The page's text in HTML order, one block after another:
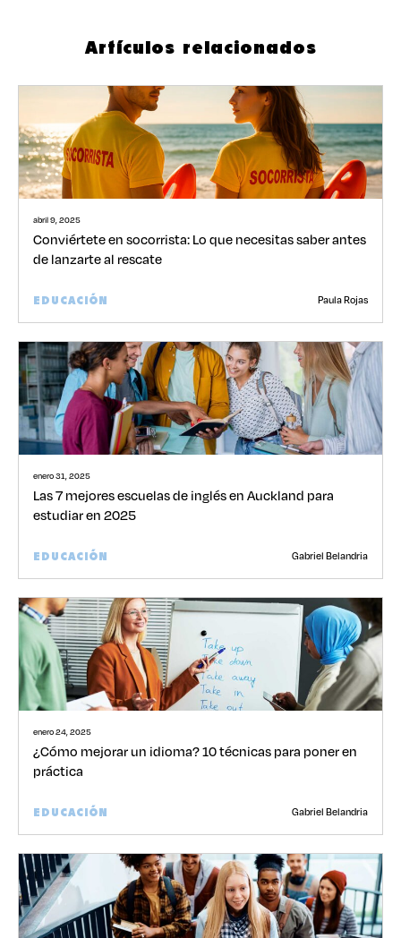
Artículos relacionados
abril 9, 2025
Conviértete en socorrista: Lo que necesitas saber antes
de lanzarte al rescate
EDUCACIÓN Paula Rojas
enero 31, 2025
Las 7 mejores escuelas de inglés en Auckland para
estudiar en 2025
EDUCACIÓN Gabriel Belandria
enero 24, 2025
¿Cómo mejorar un idioma? 10 técnicas para poner en
práctica
EDUCACIÓN Gabriel Belandria